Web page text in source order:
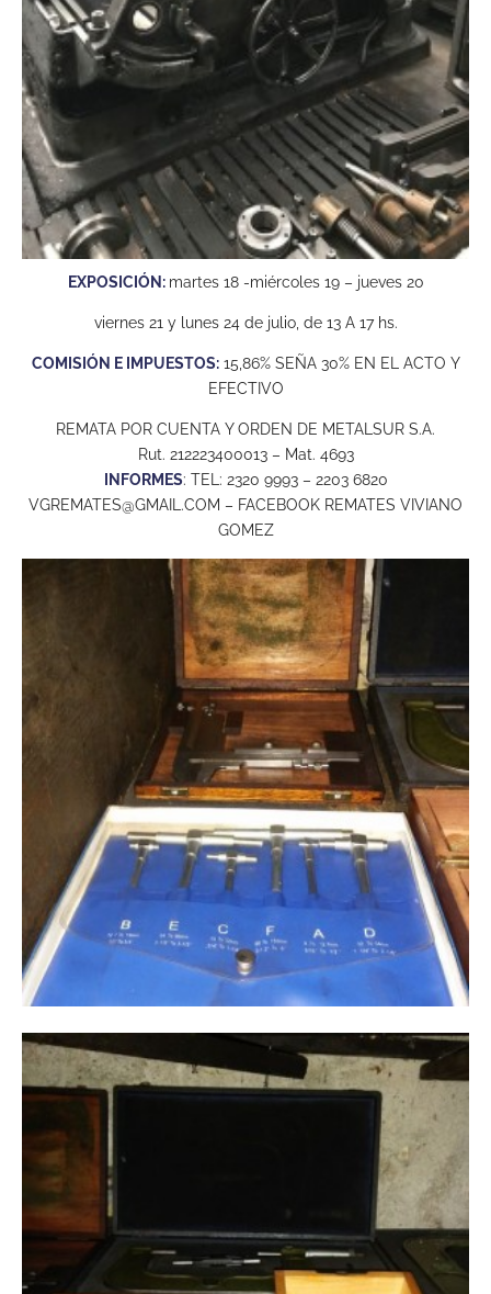
EXPOSICIÓN: martes 18 -miércoles 19 – jueves 20
viernes 21 y lunes 24 de julio, de 13 A 17 hs.
COMISIÓN E IMPUESTOS:15,86% SEÑA 30% EN EL ACTO Y
EFECTIVO
REMATA POR CUENTA Y ORDEN DE METALSUR S.A.
Rut. 212223400013 – Mat. 4693
INFORMES: TEL: 2320 9993 – 2203 6820
VGREMATES@GMAIL.COM – FACEBOOK REMATES VIVIANO
GOMEZ